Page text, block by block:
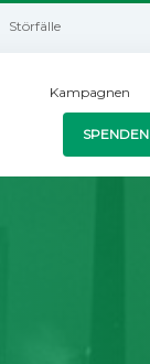
Störfälle
Kampagnen
SPENDEN